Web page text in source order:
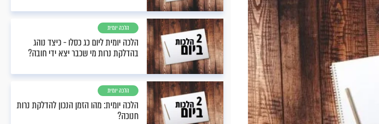
הלכה יומית
הלכה יומית ליום כג כסלו - כיצד נוהג
בהדלקת נרות מי שכבר יצא ידי חובה?
הלכה יומית
הלכה יומית: מהו הזמן הנכון להדלקת נרות
חנוכה?